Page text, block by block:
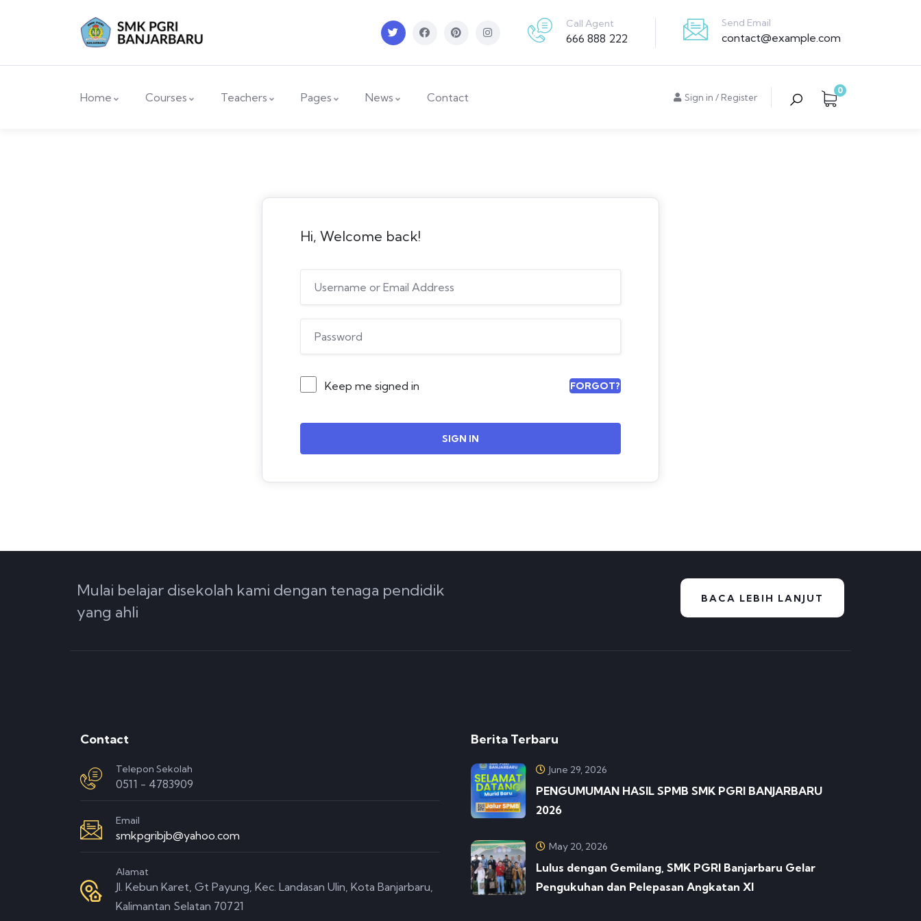
Call Agent
666 888 222
Send Email
contact@example.com
Home Courses Teachers Pages News Contact Sign in / Register
0
Hi, Welcome back!
Keep me signed in FORGOT?
SIGN IN
Mulai belajar disekolah kami dengan tenaga pendidik
yang ahli
BACA LEBIH LANJUT
Contact
Telepon Sekolah
0511 - 4783909
Email
smkpgribjb@yahoo.com
Alamat
Jl. Kebun Karet, Gt Payung, Kec. Landasan Ulin, Kota Banjarbaru,
Kalimantan Selatan 70721
Berita Terbaru
June 29, 2026
PENGUMUMAN HASIL SPMB SMK PGRI BANJARBARU
2026
May 20, 2026
Lulus dengan Gemilang, SMK PGRI Banjarbaru Gelar
Pengukuhan dan Pelepasan Angkatan XI